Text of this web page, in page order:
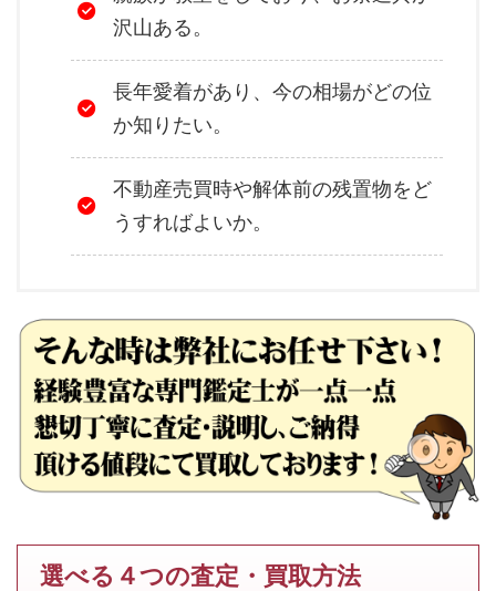
沢山ある。
長年愛着があり、今の相場がどの位
か知りたい。
不動産売買時や解体前の残置物をど
うすればよいか。
選べる４つの査定・買取方法